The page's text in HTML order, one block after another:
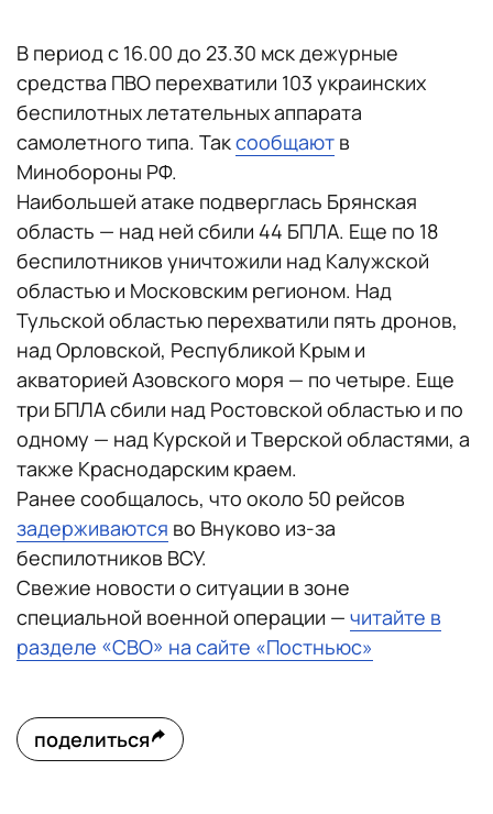
В период с 16.00 до 23.30 мск дежурные
средства ПВО перехватили 103 украинских
беспилотных летательных аппарата
самолетного типа. Таксообщают в
Минобороны РФ.
Наибольшей атаке подверглась Брянская
область — над ней сбили 44 БПЛА. Еще по 18
беспилотников уничтожили над Калужской
областью и Московским регионом. Над
Тульской областью перехватили пять дронов,
над Орловской, Республикой Крым и
акваторией Азовского моря — по четыре. Еще
три БПЛА сбили над Ростовской областью и по
одному — над Курской и Тверской областями, а
также Краснодарским краем.
Ранее сообщалось, что около 50 рейсов
задерживаются во Внуково из-за
беспилотников ВСУ.
Свежие новости о ситуации в зоне
специальной военной операции — читайте в
разделе «СВО» на сайте «Постньюс»
поделиться